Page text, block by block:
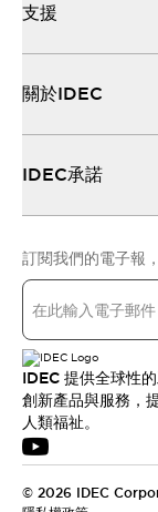
支援
關於IDEC
IDEC承諾
訂閱我們的電子報
IDEC 提供全球性
創新產品與服務，
人類福祉。
© 2026 IDEC